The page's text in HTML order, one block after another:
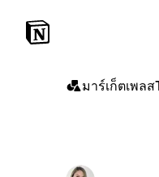
มาร์เก็ตเพลส